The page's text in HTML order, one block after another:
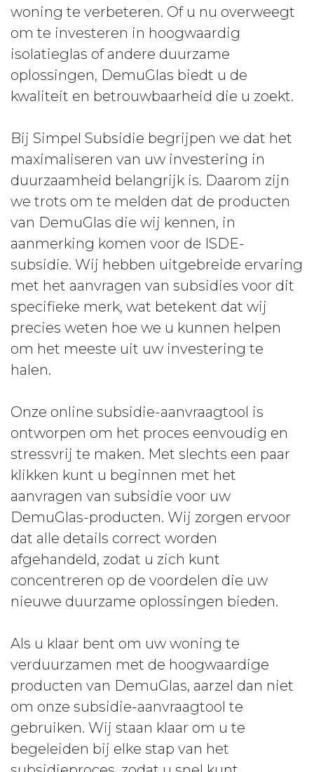
woning te verbeteren. Of u nu overweegt
om te investeren in hoogwaardig
isolatieglas of andere duurzame
oplossingen, DemuGlas biedt u de
kwaliteit en betrouwbaarheid die u zoekt.
Bij Simpel Subsidie begrijpen we dat het
maximaliseren van uw investering in
duurzaamheid belangrijk is. Daarom zijn
we trots om te melden dat de producten
van DemuGlas die wij kennen, in
aanmerking komen voor de ISDE-
subsidie. Wij hebben uitgebreide ervaring
met het aanvragen van subsidies voor dit
specifieke merk, wat betekent dat wij
precies weten hoe we u kunnen helpen
om het meeste uit uw investering te
halen.
Onze online subsidie-aanvraagtool is
ontworpen om het proces eenvoudig en
stressvrij te maken. Met slechts een paar
klikken kunt u beginnen met het
aanvragen van subsidie voor uw
DemuGlas-producten. Wij zorgen ervoor
dat alle details correct worden
afgehandeld, zodat u zich kunt
concentreren op de voordelen die uw
nieuwe duurzame oplossingen bieden.
Als u klaar bent om uw woning te
verduurzamen met de hoogwaardige
producten van DemuGlas, aarzel dan niet
om onze subsidie-aanvraagtool te
gebruiken. Wij staan klaar om u te
begeleiden bij elke stap van het